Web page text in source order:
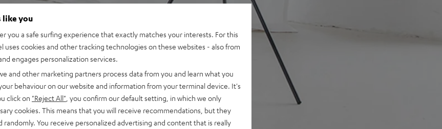
like you
you a safe surfing experience that exactly matches your interests. For this
uses cookies and other tracking technologies on these websites - also from
engages personalization services.
and other marketing partners process data from you and learn what you
behaviour on our website and information from your terminal device. It's
click on "Reject All" , you confirm our default setting, in which we only
cookies. This means that you will receive recommendations, but they
randomly. You receive personalized advertising and content that is really